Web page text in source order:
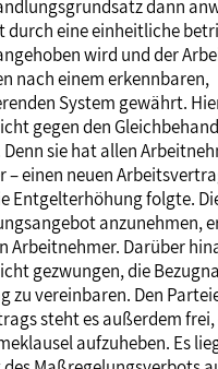
dann
durch eine einheitliche
wird und der
nach einem erkennbaren,
System gewährt.
gegen den
sie hat allen
– einen neuen
Entgelterhöhung folgte.
anzunehmen,
Arbeitnehmer. Darüber
gezwungen, die
zu vereinbaren. Den
steht es außerdem frei,
aufzuheben. Es